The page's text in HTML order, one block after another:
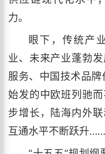
力。
眼下，传统产
业、未来产业蓬勃
服务、中国技术品
始发的中欧班列驰
步增长，陆海内外
互通水平不断跃升……